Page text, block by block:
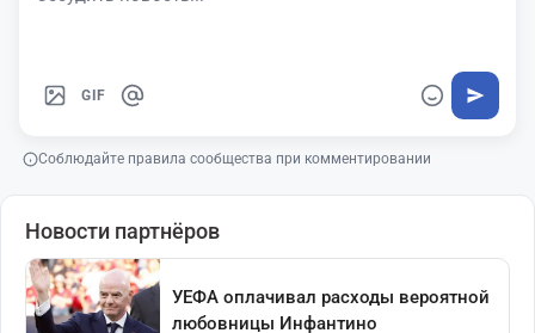
GIF
Соблюдайте правила сообщества при комментировании